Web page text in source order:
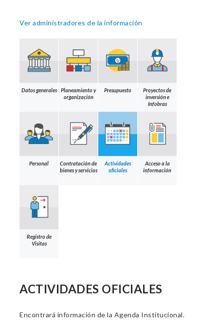
Ver administradores de la información
Datos generales
Planeamiento y
organización
Presupuesto
Proyectos de
inversión e
Infobras
Personal
Contratación de
bienes y servicios
Actividades
oficiales
Acceso a la
información
Registro de
Visitas
ACTIVIDADES OFICIALES
Encontrará información de la Agenda Institucional.